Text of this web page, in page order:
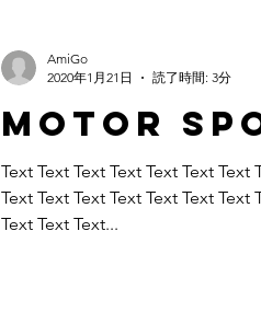
Motor
Text Text Text Text Text Text Text
Text Text Text Text Text Text Text
Text Text Text...
AmiGo
2020年1月21日
読了時間: 3分